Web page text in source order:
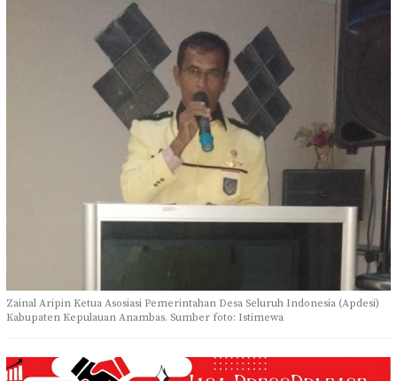
Zainal Aripin Ketua Asosiasi Pemerintahan Desa Seluruh Indonesia (Apdesi)
Kabupaten Kepulauan Anambas. Sumber foto: Istimewa